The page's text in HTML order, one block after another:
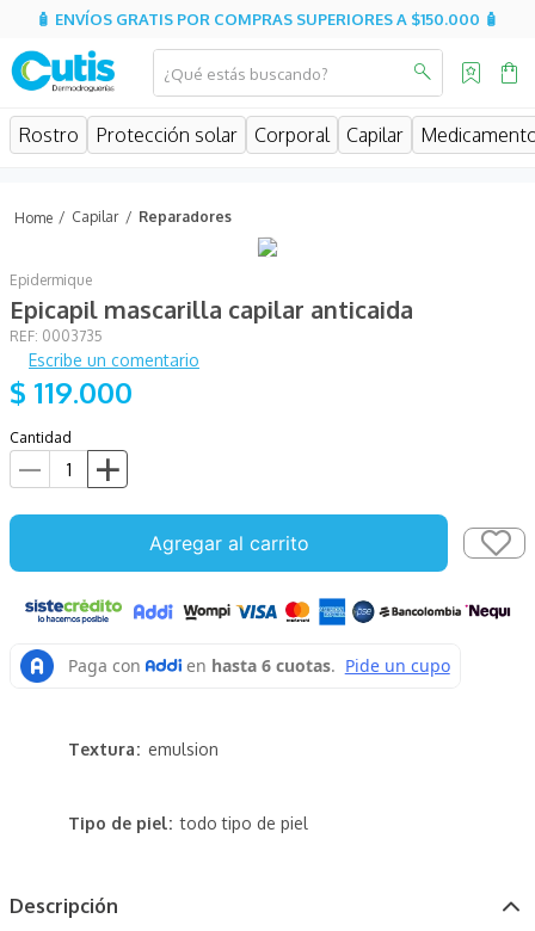
🧴 ENVÍOS GRATIS POR COMPRAS SUPERIORES A $150.000 🧴
¿Qué estás buscando?
Rostro Protección solar Corporal Capilar
Capilar Reparadores
Epidermique
Epicapil mascarilla capilar anticaida
: 0003735
Escribe un comentario
$ 119.000
Cantidad
Agregar al carrito
Tipo de piel todo tipo de piel
Textura emulsion
Descripción
MÁS BUSCADOS